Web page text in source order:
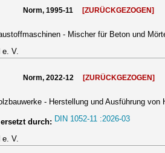
Norm, 1995-11 [ZURÜCKGEZOGEN]
- Mischer für Beton und
e. V.
Norm, 2022-12 [ZURÜCKGEZOGEN]
- Herstellung und Ausführung
durch: DIN 1052-11 :2026-03
e. V.